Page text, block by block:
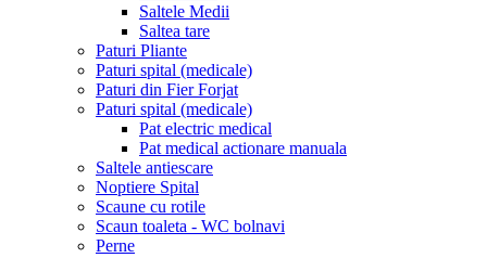
Saltele Medii
Saltea tare
Paturi Pliante
Paturi spital (medicale)
Paturi din Fier Forjat
Paturi spital (medicale)
Pat electric medical
Pat medical actionare manuala
Saltele antiescare
Noptiere Spital
Scaune cu rotile
Scaun toaleta - WC bolnavi
Perne